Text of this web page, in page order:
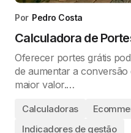
Por Pedro Costa
Calculadora de
Oferecer portes grátis
de aumentar a
maior valor.…
Calculadoras
Indicadores de gestão